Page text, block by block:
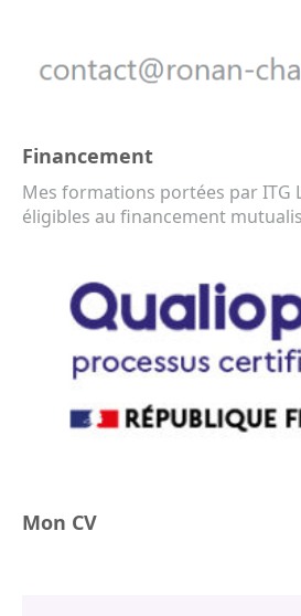
Financement
Mes formations portées par ITG
éligibles au financement
Mon CV